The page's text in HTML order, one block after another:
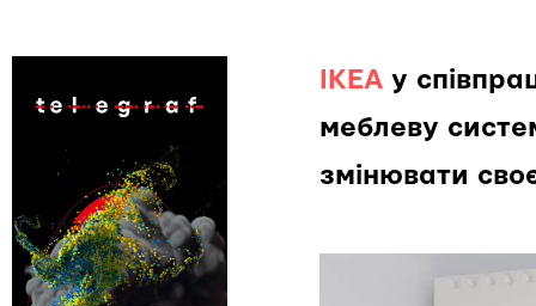
IKEA у
меблеву
змінювати